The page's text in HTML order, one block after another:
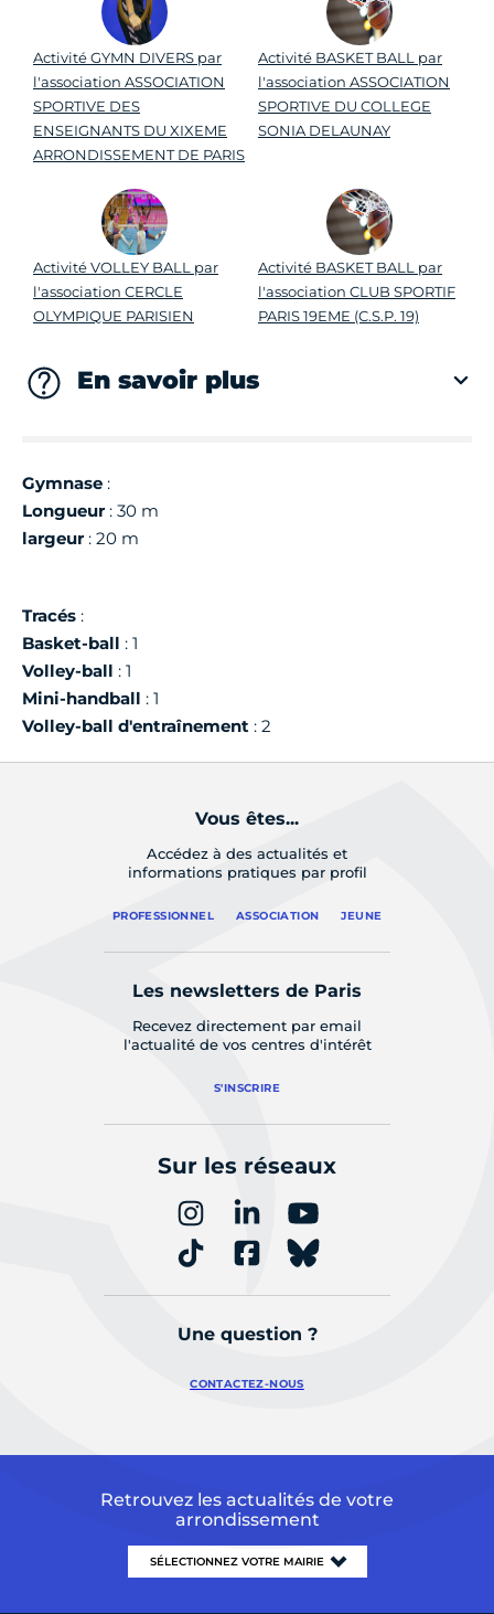
Activité GYMN DIVERS par
l'association ASSOCIATION
SPORTIVE DES
ENSEIGNANTS DU XIXEME
ARRONDISSEMENT DE PARIS
Activité BASKET BALL par
l'association ASSOCIATION
SPORTIVE DU COLLEGE
SONIA DELAUNAY
Activité VOLLEY BALL par
l'association CERCLE
OLYMPIQUE PARISIEN
Activité BASKET BALL par
l'association CLUB SPORTIF
PARIS 19EME (C.S.P. 19)
En savoir plus
Gymnase :
Longueur: 30 m
largeur: 20 m
Tracés :
Basket-ball : 1
Volley-ball : 1
Mini-handball : 1
Volley-ball d'entraînement : 2
Vous êtes...
Accédez à des actualités et
informations pratiques par profil
PROFESSIONNEL ASSOCIATION JEUNE
Les newsletters de Paris
Recevez directement par email
l'actualité de vos centres d'intérêt
S'INSCRIRE
Sur les réseaux
Une question ?
CONTACTEZ-NOUS
Retrouvez les actualités de votre
arrondissement